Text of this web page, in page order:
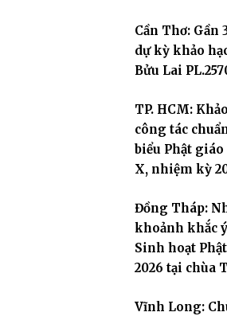
Cần Thơ:
dự kỳ khảo
Bửu Lai
TP. HCM:
công tác
biểu Phật
X, nhiệm kỳ
Đồng Tháp:
khoảnh khắc
Sinh hoạt
2026 tại chùa
Vĩnh Long: